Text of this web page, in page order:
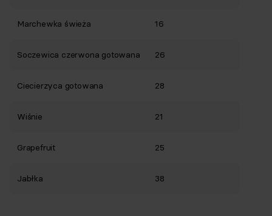
Marchewka świeża 16
Soczewica czerwona gotowana 26
Ciecierzyca gotowana 28
Wiśnie 21
Grapefruit 25
Jabłka 38